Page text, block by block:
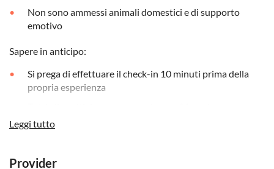
Non sono ammessi animali domestici e di supporto
emotivo
Sapere in anticipo:
Si prega di effettuare il check-in 10 minuti prima della
propria esperienza
partecipare
Sono ammessi animali di servizio
Leggi tutto
Provider